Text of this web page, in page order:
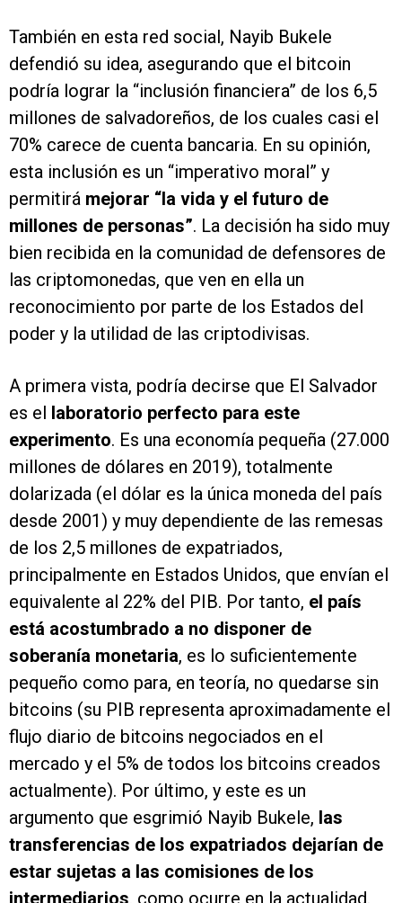
También en esta red social, Nayib Bukele
defendió su idea, asegurando que el bitcoin
podría lograr la “inclusión financiera” de los 6,5
millones de salvadoreños, de los cuales casi el
70% carece de cuenta bancaria. En su opinión,
esta inclusión es un “imperativo moral” y
permitirá mejorar “la vida y el futuro de
millones de personas”. La decisión ha sido muy
bien recibida en la comunidad de defensores de
las criptomonedas, que ven en ella un
reconocimiento por parte de los Estados del
poder y la utilidad de las criptodivisas.
A primera vista, podría decirse que El Salvador
es el laboratorio perfecto para este
experimento. Es una economía pequeña (27.000
millones de dólares en 2019), totalmente
dolarizada (el dólar es la única moneda del país
desde 2001) y muy dependiente de las remesas
de los 2,5 millones de expatriados,
principalmente en Estados Unidos, que envían el
equivalente al 22% del PIB. Por tanto, el país
está acostumbrado a no disponer de
soberanía monetaria, es lo suficientemente
pequeño como para, en teoría, no quedarse sin
bitcoins (su PIB representa aproximadamente el
flujo diario de bitcoins negociados en el
mercado y el 5% de todos los bitcoins creados
actualmente). Por último, y este es un
argumento que esgrimió Nayib Bukele, las
transferencias de los expatriados dejarían de
estar sujetas a las comisiones de los
intermediarios, como ocurre en la actualidad.